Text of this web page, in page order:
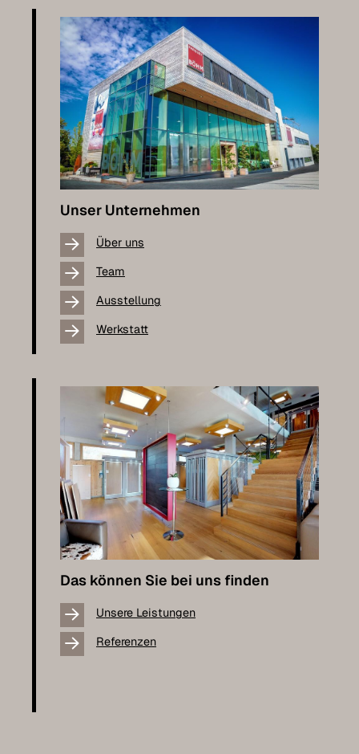
Unser Unternehmen
Über uns
Team
Ausstellung
Werkstatt
Das können Sie bei uns finden
Unsere Leistungen
Referenzen